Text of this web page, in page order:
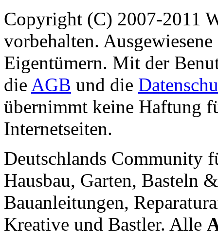
Copyright (C) 2007-2011
vorbehalten.
Eigentümern. Mit der
die AGB und die
übernimmt keine Haftung
Internetseiten.
Deutschlands Community
Hausbau, Garten, Basteln
Bauanleitungen,
Kreative und Bastler. Alle